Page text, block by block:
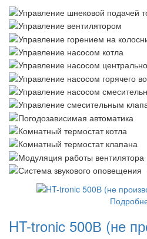
HT-tronic 500В (не